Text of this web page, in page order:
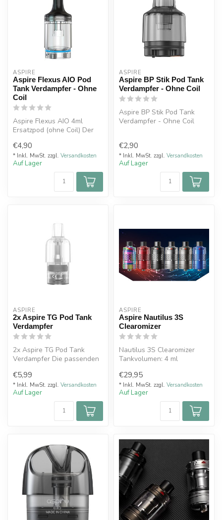
ASPIRE
Aspire Flexus AIO Pod
Tank Verdampfer - Ohne
Coil
Aspire Flexus AIO 4ml
Ersatzpod (ohne Coil) Der
praktische...
€4,90
* Inkl. MwSt. zzgl. Versandkosten
Auf Lager
ASPIRE
Aspire BP Stik Pod Tank
Verdampfer - Ohne Coil
Aspire BP Stik Pod Tank
Verdampfer - Ohne Coil
€2,90
* Inkl. MwSt. zzgl. Versandkosten
Auf Lager
ASPIRE
2x Aspire TG Pod Tank
Verdampfer
2x Aspire TG Pod Tank
Verdampfer Die passenden
Pod K...
€5,99
* Inkl. MwSt. zzgl. Versandkosten
Auf Lager
ASPIRE
Aspire Nautilus 3S
Clearomizer
Nautilus 3S Clearomizer
Tankvolumen: 4 ml
Höhe:53,5 mm
Ge...
€29,95
* Inkl. MwSt. zzgl. Versandkosten
Auf Lager